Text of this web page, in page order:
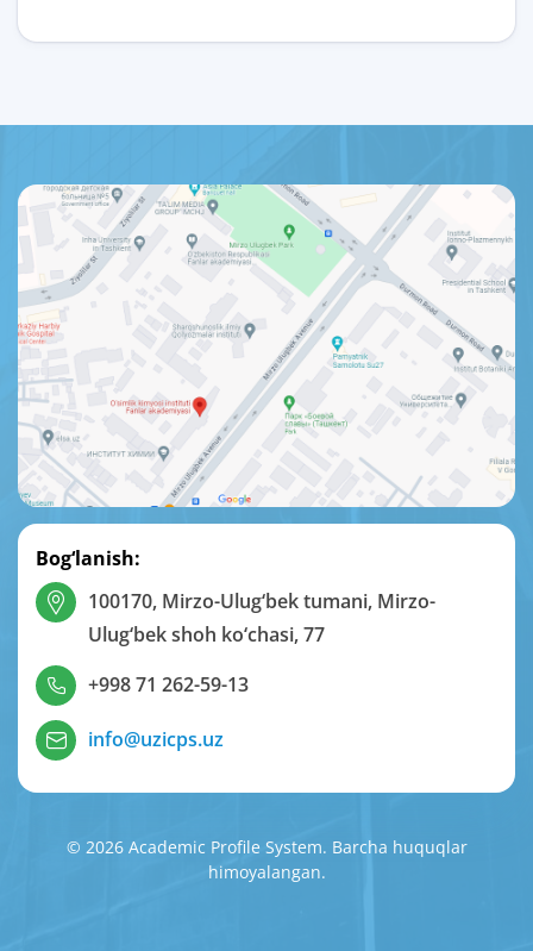
Bog‘lanish:
100170, Mirzo-Ulug‘bek tumani, Mirzo-
Ulug‘bek shoh ko‘chasi, 77
+998 71 262-59-13
info@uzicps.uz
© 2026 Academic Profile System. Barcha huquqlar
himoyalangan.